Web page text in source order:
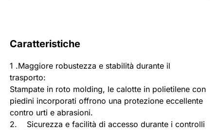
Caratteristiche
1 .Maggiore robustezza e stabilità durante il
trasporto:
Stampate in roto molding, le calotte in polietilene con
piedini incorporati offrono una protezione eccellente
contro urti e abrasioni.
2. Sicurezza e facilità di accesso durante i controlli